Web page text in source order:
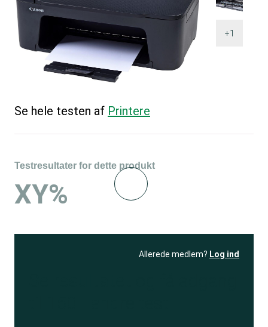
+1
Se hele testen af Printere
Testresultater for dette produkt
XY%
Allerede medlem? Log ind